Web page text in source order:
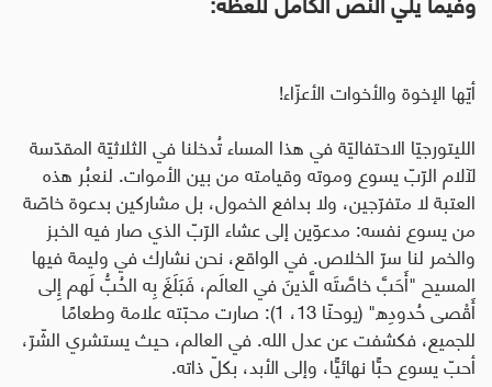
أيّها الإخوة والأخوات الأعزّاء!
الليتورجيّا الاحتفاليّة في هذا المساء تُدخلنا في الثلاثيّة المقدّسة
لآلام الرّبّ يسوع وموته وقيامته من بين الأموات. لنعبُر هذه
العتبة لا متفرّجين، ولا بدافع الخمول، بل مشاركين بدعوة خاصّة
من يسوع نفسه: مدعوّين إلى عشاء الرّبّ الذي صار فيه الخبز
والخمر لنا سرّ الخلاص. في الواقع، نحن نشارك في وليمة فيها
المسيح "أَحَبَّ خاصَّتَه الَّذينَ في العالَم، فَبَلَغَ بِه الحُبُّ لَهم إِلى
أَقْصى حُدودِه" (يوحنّا 13، 1): صارت محبّته علامة وطعامًا
للجميع، فكشفت عن عدل الله. في العالم، حيث يستشري الشّرّ،
أحبّ يسوع حبًّا نهائيًّا، وإلى الأبد، بكلّ ذاته.